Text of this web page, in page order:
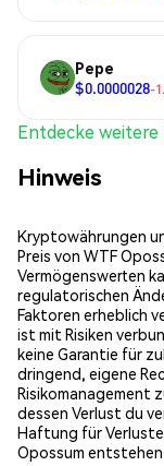
Pepe
$0.0000028-
Entdecke
Hinweis
Kryptowährungen
Preis von WTF
Vermögenswerten
regulatorischen
Faktoren erheblich
ist mit Risiken
keine Garantie für
dringend, eigene
Risikomanagement
dessen Verlust du
Haftung für
Opossum entstehen